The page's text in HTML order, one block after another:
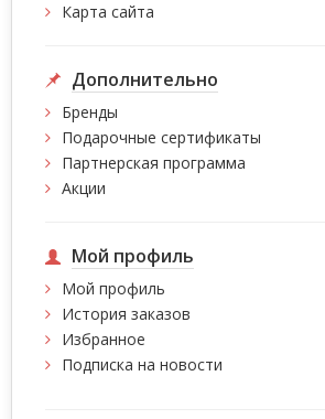
Карта сайта
Дополнительно
Бренды
Подарочные сертификаты
Партнерская программа
Акции
Мой профиль
Мой профиль
История заказов
Избранное
Подписка на новости